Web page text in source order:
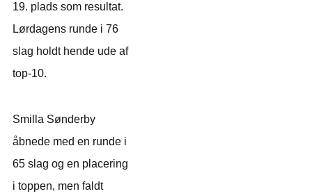
19. plads som resultat.
Lørdagens runde i 76
slag holdt hende ude af
top-10.
Smilla Sønderby
åbnede med en runde i
65 slag og en placering
i toppen, men faldt